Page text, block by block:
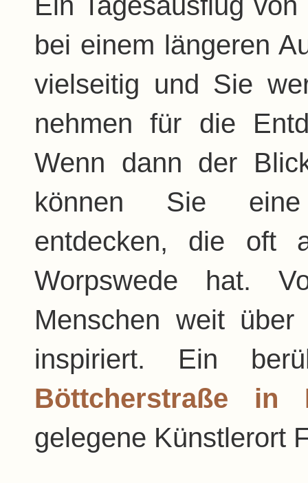
bei einem längeren
vielseitig und Sie
nehmen für die
Wenn dann der
können Sie eine
entdecken, die oft
Worpswede hat.
Menschen weit
inspiriert. Ein
Böttcherstraße in
gelegene Künstlerort